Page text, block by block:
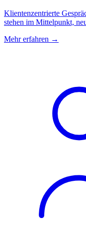
Klientenzentrierte
stehen im Mittelpunkt,
Mehr erfahren →